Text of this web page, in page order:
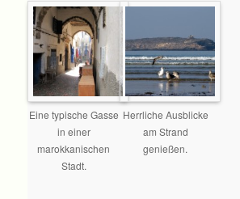
Eine typische Gasse
in einer
marokkanischen
Stadt.
Herrliche Ausblicke
am Strand
genießen.